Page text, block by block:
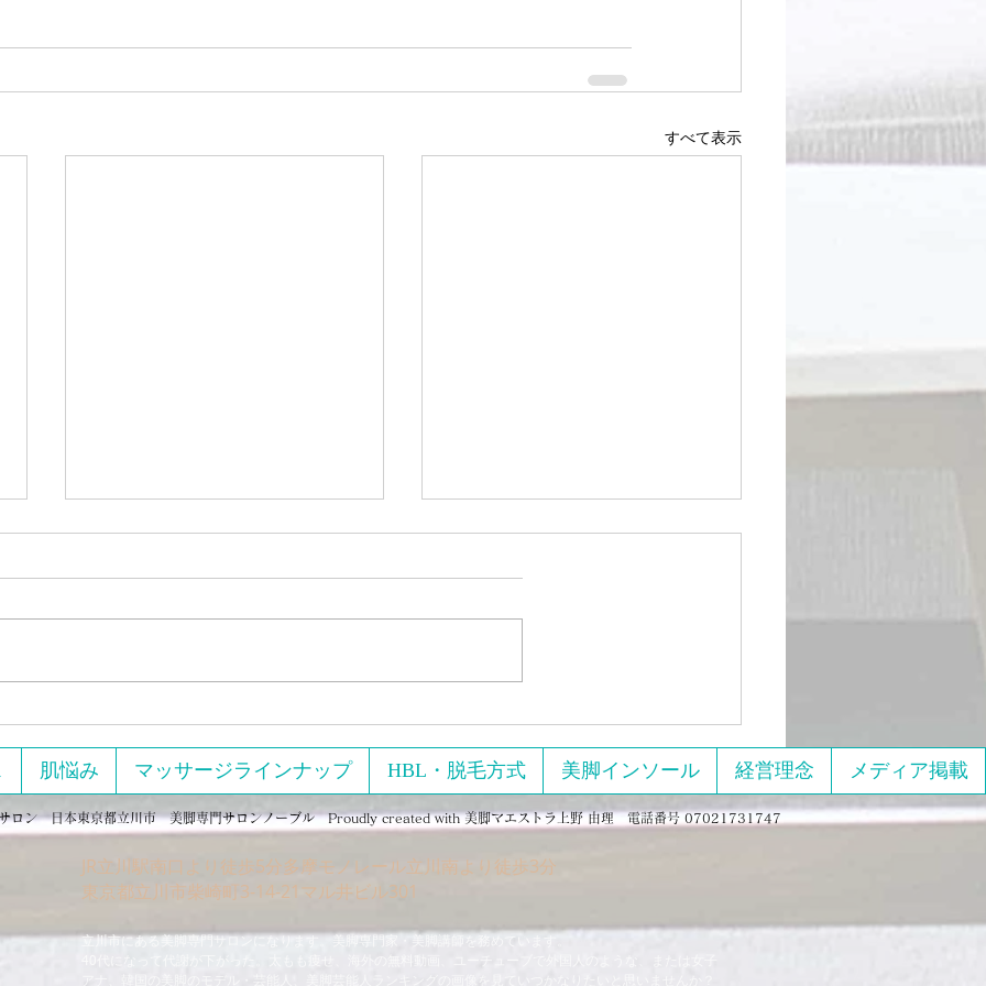
すべて表示
ジに頼らず100円で解決100円
ショップのあるものを使って
セルライト潰しが出来ます。
2月11日、13日開催美脚のた
い…」 「いろんなダイエットを
て、でもちゃんと痩せたい！」
そんな声に応えて、オンライン単
発講座 『美脚のためにエクササ
イズとマッサージをしまくる』
タイトル通り、とにかく体を動か
ていく90分。 パジャマでも、
肌悩み マッサージラインナップ HBL・脱毛方式 美脚インソール 経営理念 メディア掲載
サロン 日本東京都立川市 美脚専門サロンノーブル Proudly created with美脚マエストラ上野 由理 電話番号 07021731747
JR立川駅南口より徒歩5分多摩モノレール立川南より徒歩3分
​東京都立川市柴崎町3-14-21マル井ビル301
40代になって代謝が下がった。太もも痩せ、海外の無料動画、ユーチューブで外国人のような、または女子
アナ、韓国の美脚のモデル・芸能人、美脚芸能人ランキングの画像を見ていつかなりたいと思いませんか？